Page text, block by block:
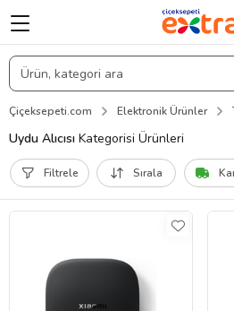
Çiçeksepeti.com Elektronik Ürünler
Uydu Alıcısı Kategorisi Ürünleri
Filtrele Sırala